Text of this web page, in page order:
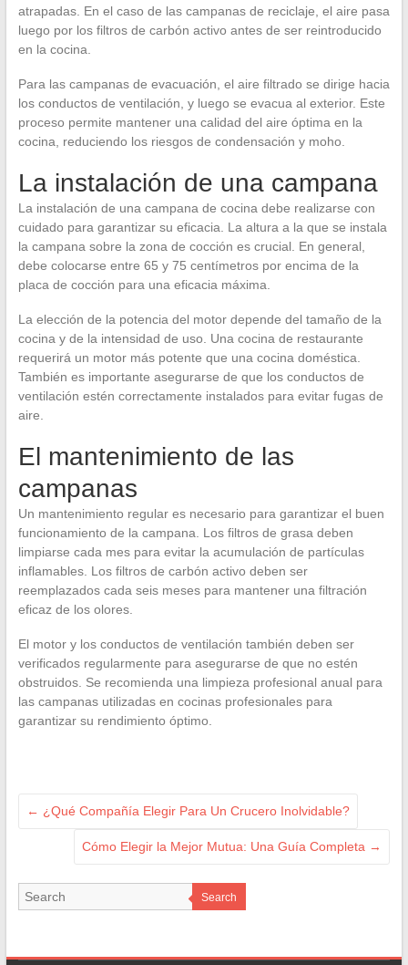
atrapadas. En el caso de las campanas de reciclaje, el aire pasa
luego por los filtros de carbón activo antes de ser reintroducido
en la cocina.
Para las campanas de evacuación, el aire filtrado se dirige hacia
los conductos de ventilación, y luego se evacua al exterior. Este
proceso permite mantener una calidad del aire óptima en la
cocina, reduciendo los riesgos de condensación y moho.
La instalación de una campana
La instalación de una campana de cocina debe realizarse con
cuidado para garantizar su eficacia. La altura a la que se instala
la campana sobre la zona de cocción es crucial. En general,
debe colocarse entre 65 y 75 centímetros por encima de la
placa de cocción para una eficacia máxima.
La elección de la potencia del motor depende del tamaño de la
cocina y de la intensidad de uso. Una cocina de restaurante
requerirá un motor más potente que una cocina doméstica.
También es importante asegurarse de que los conductos de
ventilación estén correctamente instalados para evitar fugas de
aire.
El mantenimiento de las
campanas
Un mantenimiento regular es necesario para garantizar el buen
funcionamiento de la campana. Los filtros de grasa deben
limpiarse cada mes para evitar la acumulación de partículas
inflamables. Los filtros de carbón activo deben ser
reemplazados cada seis meses para mantener una filtración
eficaz de los olores.
El motor y los conductos de ventilación también deben ser
verificados regularmente para asegurarse de que no estén
obstruidos. Se recomienda una limpieza profesional anual para
las campanas utilizadas en cocinas profesionales para
garantizar su rendimiento óptimo.
← ¿Qué Compañía Elegir Para Un Crucero Inolvidable?
Cómo Elegir la Mejor Mutua: Una Guía Completa →
Search